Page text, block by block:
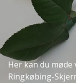
Her kan du
Ringkøbing-